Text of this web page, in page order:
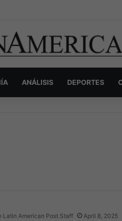
de Colombia: la guerra secreta
ANÁLISIS DEPORTES
Latin American Post Staff April 8, 2025